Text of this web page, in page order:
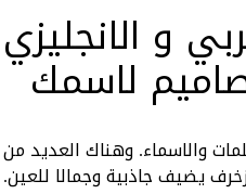
و
لاسمك
والاسماء. وهناك العديد
يضيف جاذبية وجمالا للعين.